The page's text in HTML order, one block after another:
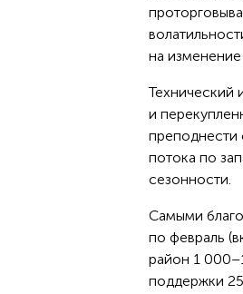
на изменение
Технический
и
преподнести
потока по
сезонности.
Самыми
по февраль
район 1
поддержки